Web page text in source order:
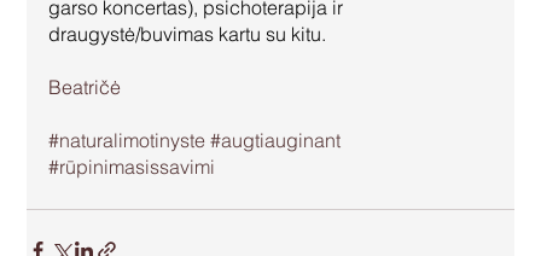
garso koncertas), psichoterapija ir
draugystė/buvimas kartu su kitu.
Beatričė
#naturalimotinyste #augtiauginant
#rūpinimasissavimi